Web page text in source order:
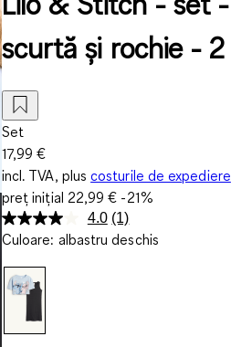
scurtă și rochie -
Set
17,99 €
incl. TVA, plus costurile de expediere
preț inițial 22,99 € -21%
4.0 Citiți
1
(1)
Culoare: albastru deschis